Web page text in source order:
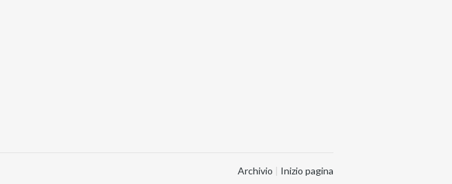
Archivio | Inizio pagina